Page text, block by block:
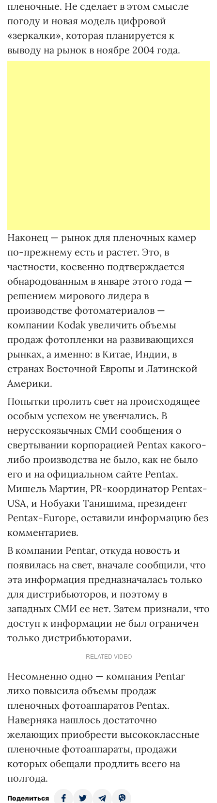
пленочные. Не сделает в этом смысле
погоду и новая модель цифровой
«зеркалки», которая планируется к
выводу на рынок в ноябре 2004 года.
Наконец — рынок для пленочных камер
по-прежнему есть и растет. Это, в
частности, косвенно подтверждается
обнародованным в январе этого года —
решением мирового лидера в
производстве фотоматериалов —
компании Kodak увеличить объемы
продаж фотопленки на развивающихся
рынках, а именно: в Китае, Индии, в
странах Восточной Европы и Латинской
Америки.
Попытки пролить свет на происходящее
особым успехом не увенчались. В
нерусскоязычных СМИ сообщения о
свертывании корпорацией Pentax какого-
либо производства не было, как не было
его и на официальном сайте Pentax.
Мишель Мартин, PR-координатор Pentax-
USA, и Нобуаки Танишима, президент
Pentax-Europe, оставили информацию без
комментариев.
В компании Pentar, откуда новость и
появилась на свет, вначале сообщили, что
эта информация предназначалась только
для дистрибьюторов, и поэтому в
западных СМИ ее нет. Затем признали, что
доступ к информации не был ограничен
только дистрибьюторами.
RELATED VIDEO
Несомненно одно — компания Pentar
лихо повысила объемы продаж
пленочных фотоаппаратов Pentax.
Наверняка нашлось достаточно
желающих приобрести высококлассные
пленочные фотоаппараты, продажи
которых обещали продлить всего на
полгода.
Поделиться